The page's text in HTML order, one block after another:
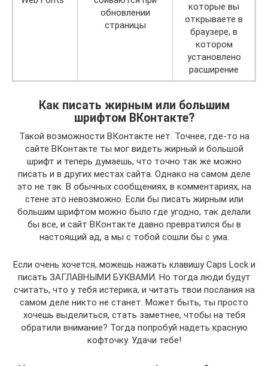
обновлении
страницы
которые вы
открываете в
браузере, в
котором
установлено
расширение
Как писать жирным или большим
шрифтом ВКонтакте?
Такой возможности ВКонтакте нет. Точнее, где-то на
сайте ВКонтакте ты мог видеть жирный и большой
шрифт и теперь думаешь, что точно так же можно
писать и в других местах сайта. Однако на самом деле
это не так. В обычных сообщениях, в комментариях, на
стене это невозможно. Если бы писать жирным или
большим шрифтом можно было где угодно, так делали
бы все, и сайт ВКонтакте давно превратился бы в
настоящий ад, а мы с тобой сошли бы с ума.
Если очень хочется, можешь нажать клавишу Caps Lock и
писать ЗАГЛАВНЫМИ БУКВАМИ. Но тогда люди будут
считать, что у тебя истерика, и читать твои послания на
самом деле никто не станет. Может быть, ты просто
хочешь выделиться, стать заметнее, чтобы на тебя
обратили внимание? Тогда попробуй надеть красную
кофточку. Удачи тебе!